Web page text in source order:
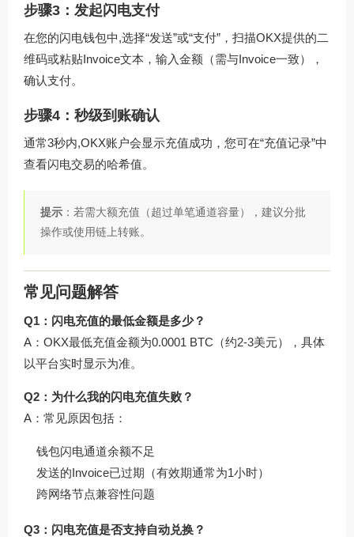
步骤3：发起闪电支付
在您的闪电钱包中,选择“发送”或“支付”，扫描OKX提供的二
维码或粘贴Invoice文本，输入金额（需与Invoice一致），
确认支付。
步骤4：秒级到账确认
通常3秒内,OKX账户会显示充值成功，您可在“充值记录”中
查看闪电交易的哈希值。
提示 ：若需大额充值（超过单笔通道容量），建议分批
操作或使用链上转账。
常见问题解答
Q1：闪电充值的最低金额是多少？
A：OKX最低充值金额为0.0001 BTC（约2-3美元），具体
以平台实时显示为准。
Q2：为什么我的闪电充值失败？
A：常见原因包括：
钱包闪电通道余额不足
发送的Invoice已过期（有效期通常为1小时）
跨网络节点兼容性问题
Q3：闪电充值是否支持自动兑换？